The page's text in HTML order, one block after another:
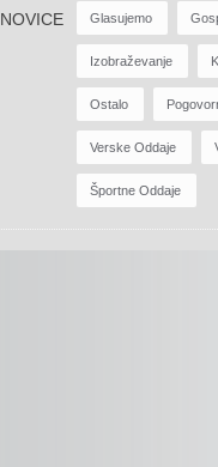
NOVICE Glasujemo
Izobraževanje
Ostalo
Verske Oddaje
Športne Oddaje